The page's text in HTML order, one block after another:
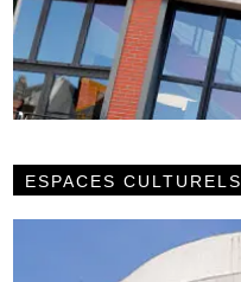
ESPACES CULTURELS